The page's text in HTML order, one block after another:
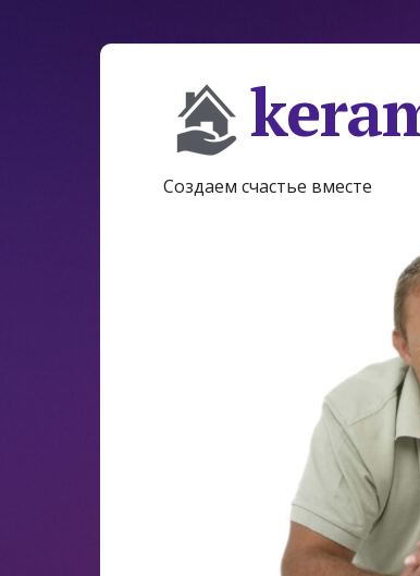
Создаем счастье вместе